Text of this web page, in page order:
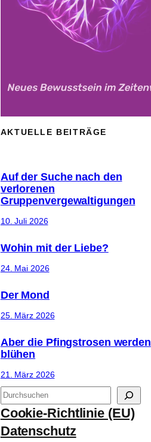
AKTUELLE BEITRÄGE
Auf der Suche nach den
verlorenen
Gruppenvergewaltigungen
10. Juli 2026
Wohin mit der Liebe?
24. Mai 2026
Der Mond
25. März 2026
Aber die Pfingstrosen werden
blühen
21. März 2026
S
u
c
Cookie-Richtlinie (EU)
Datenschutz